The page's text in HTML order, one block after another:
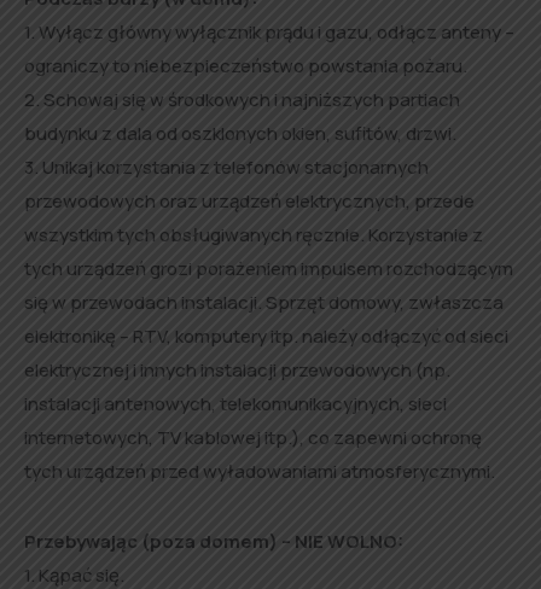
1. Wyłącz główny wyłącznik prądu i gazu, odłącz anteny –
ograniczy to niebezpieczeństwo powstania pożaru.
2. Schowaj się w środkowych i najniższych partiach
budynku z dala od oszklonych okien, sufitów, drzwi.
3. Unikaj korzystania z telefonów stacjonarnych
przewodowych oraz urządzeń elektrycznych, przede
wszystkim tych obsługiwanych ręcznie. Korzystanie z
tych urządzeń grozi porażeniem impulsem rozchodzącym
się w przewodach instalacji. Sprzęt domowy, zwłaszcza
elektronikę – RTV, komputery itp. należy odłączyć od sieci
elektrycznej i innych instalacji przewodowych (np.
instalacji antenowych, telekomunikacyjnych, sieci
internetowych, TV kablowej itp.), co zapewni ochronę
tych urządzeń przed wyładowaniami atmosferycznymi.
Przebywając (poza domem) – NIE WOLNO:
1. Kąpać się.